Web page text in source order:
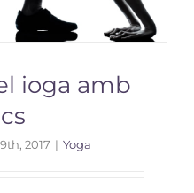
ioga amb
2017 | Yoga